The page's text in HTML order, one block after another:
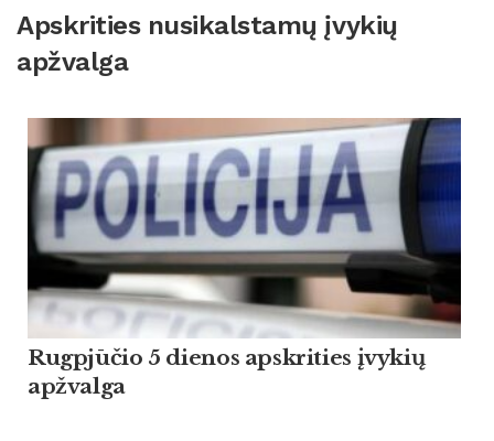
Apskrities nusikalstamų įvykių
apžvalga
Rugpjūčio 5 dienos apskrities įvykių
apžvalga